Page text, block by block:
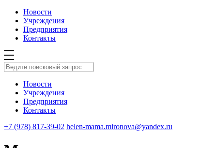
Новости
Учреждения
Предприятия
Контакты
Новости
Учреждения
Предприятия
Контакты
+7 (978) 817-39-02 helen-mama.mironova@yandex.ru